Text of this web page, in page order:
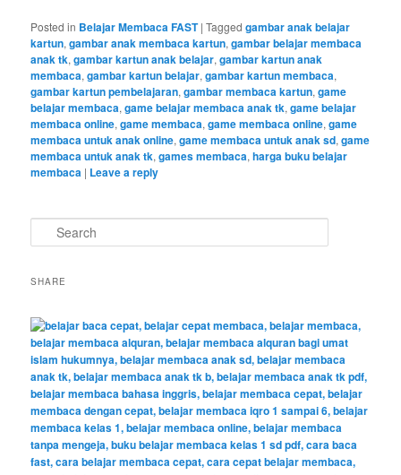
Posted in Belajar Membaca FAST |Tagged gambar anak belajar
kartun,gambar anak membaca kartun,gambar belajar membaca
anak tk,gambar kartun anak belajar,gambar kartun anak
membaca,gambar kartun belajar,gambar kartun membaca,
gambar kartun pembelajaran,gambar membaca kartun,game
belajar membaca,game belajar membaca anak tk,game belajar
membaca online,game membaca,game membaca online,game
membaca untuk anak online,game membaca untuk anak sd,game
membaca untuk anak tk,games membaca,harga buku belajar
membaca | Leave a reply
e
rSHARE